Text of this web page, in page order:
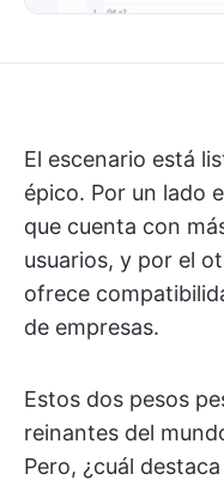
El escenario está
épico. Por un lado
que cuenta con
usuarios, y por el
ofrece
de empresas.
Estos dos pesos
reinantes del
Pero, ¿cuál